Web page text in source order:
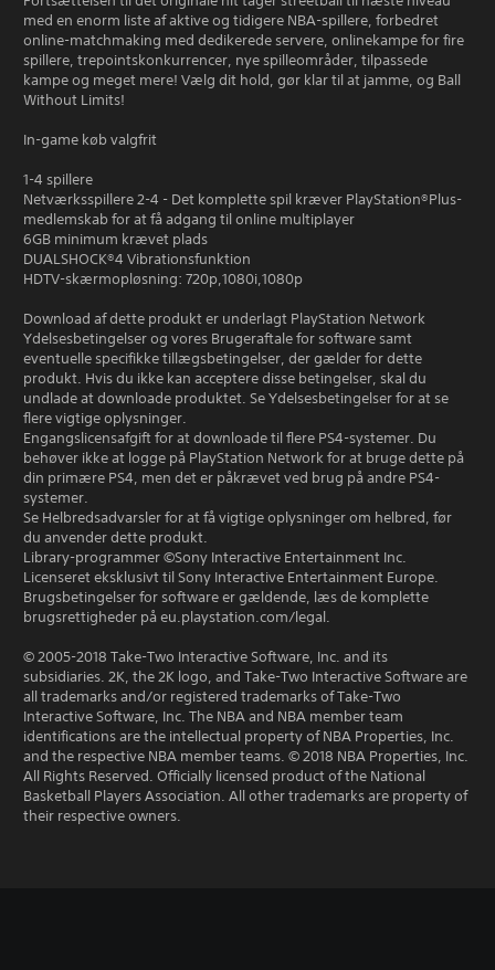
med en enorm liste af aktive og tidigere NBA-spillere, forbedret
online-matchmaking med dedikerede servere, onlinekampe for fire
spillere, trepointskonkurrencer, nye spilleområder, tilpassede
kampe og meget mere! Vælg dit hold, gør klar til at jamme, og Ball
Without Limits!
In-game køb valgfrit
1-4 spillere
Netværksspillere 2-4 - Det komplette spil kræver PlayStation®Plus-
medlemskab for at få adgang til online multiplayer
6GB minimum krævet plads
DUALSHOCK®4 Vibrationsfunktion
HDTV-skærmopløsning: 720p,1080i,1080p
Download af dette produkt er underlagt PlayStation Network
Ydelsesbetingelser og vores Brugeraftale for software samt
eventuelle specifikke tillægsbetingelser, der gælder for dette
produkt. Hvis du ikke kan acceptere disse betingelser, skal du
undlade at downloade produktet. Se Ydelsesbetingelser for at se
flere vigtige oplysninger.
Engangslicensafgift for at downloade til flere PS4-systemer. Du
behøver ikke at logge på PlayStation Network for at bruge dette på
din primære PS4, men det er påkrævet ved brug på andre PS4-
systemer.
Se Helbredsadvarsler for at få vigtige oplysninger om helbred, før
du anvender dette produkt.
Library-programmer ©Sony Interactive Entertainment Inc.
Licenseret eksklusivt til Sony Interactive Entertainment Europe.
Brugsbetingelser for software er gældende, læs de komplette
brugsrettigheder på eu.playstation.com/legal.
© 2005-2018 Take-Two Interactive Software, Inc. and its
subsidiaries. 2K, the 2K logo, and Take-Two Interactive Software are
all trademarks and/or registered trademarks of Take-Two
Interactive Software, Inc. The NBA and NBA member team
identifications are the intellectual property of NBA Properties, Inc.
and the respective NBA member teams. © 2018 NBA Properties, Inc.
All Rights Reserved. Officially licensed product of the National
Basketball Players Association. All other trademarks are property of
their respective owners.